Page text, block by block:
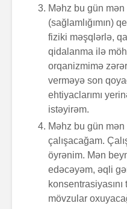
Məhz bu gün
(sağlamlığımın)
fiziki məşqlərlə,
qidalanma ilə
orqanizmimə
verməyə son
ehtiyaclarımı
istəyirəm.
Məhz bu gün
çalışacağam.
öyrənim. Mən
edəcəyəm, əqli
mövzular
anlayışı
“Ulduzlu
necə
nədir və
Zalım